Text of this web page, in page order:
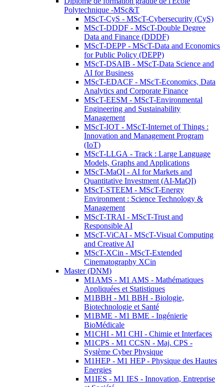
Polytechnique -MSc&T
MScT-CyS - MScT-Cybersecurity (CyS)
MScT-DDDF - MScT-Double Degree
Data and Finance (DDDF)
MScT-DEPP - MScT-Data and Economics
for Public Policy (DEPP)
MScT-DSAIB - MScT-Data Science and
AI for Business
MScT-EDACF - MScT-Economics, Data
Analytics and Corporate Finance
MScT-EESM - MScT-Environmental
Engineering and Sustainability
Management
MScT-IOT - MScT-Internet of Things :
Innovation and Management Program
(IoT)
MScT-LLGA - Track : Large Language
Models, Graphs and Applications
MScT-MaQI - AI for Markets and
Quantitative Investment (AI-MaQI)
MScT-STEEM - MScT-Energy
Environment : Science Technology &
Management
MScT-TRAI - MScT-Trust and
Responsible AI
MScT-ViCAI - MScT-Visual Computing
and Creative AI
MScT-XCin - MScT-Extended
Cinematography XCin
Master (DNM)
M1AMS - M1 AMS - Mathématiques
Appliquées et Statistiques
M1BBH - M1 BBH - Biologie,
Biotechnologie et Santé
M1BME - M1 BME - Ingénierie
BioMédicale
M1CHI - M1 CHI - Chimie et Interfaces
M1CPS - M1 CCSN - Maj. CPS -
Système Cyber Physique
M1HEP - M1 HEP - Physique des Hautes
Energies
M1IES - M1 IES - Innovation, Entreprise